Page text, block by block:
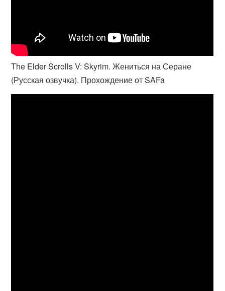
The Elder Scrolls V: Skyrim. Жениться на Серане
(Русская озвучка). Прохождение от SAFa